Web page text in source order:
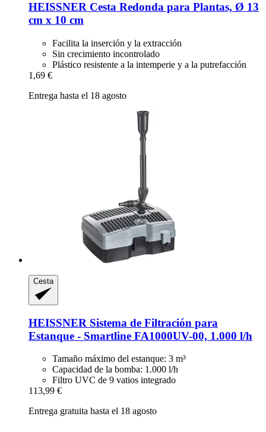
HEISSNER Cesta Redonda para Plantas, Ø 13
cm x 10 cm
Facilita la inserción y la extracción
Sin crecimiento incontrolado
Plástico resistente a la intemperie y a la putrefacción
1,69 €
Entrega hasta el 18 agosto
Cesta
HEISSNER Sistema de Filtración para
Estanque -​ Smartline FA1000UV-​00, 1.000 l/h
Tamaño máximo del estanque: 3 m³
Capacidad de la bomba: 1.000 l/h
Filtro UVC de 9 vatios integrado
113,99 €
Entrega gratuita hasta el 18 agosto